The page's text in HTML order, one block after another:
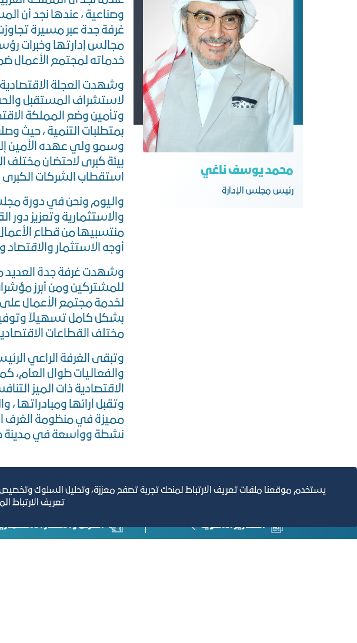
محمد يوسف ناغي
رﺋﻴﺲ ﻣﺠﻠﺲ اﻟﺈدارة
وصناعية ، عندها نجد أن
مجالس إدارتها وخبرات
خدماته لمجتمع الأعمال
لاستشراف المستقبل
وتأمين وضع المملكة
بمتطلبات التنمية ، حيث
وسمو ولي عهده الأمين
بيئة كبرى لاحتضان
استقطاب الشركات الكبرى
والاستثمارية وتعزيز دور
منتسبيها من قطاع
أوجه الاستثمار
وشهدت غرفة جدة العديد
للمشتركين ومن أبرز
لخدمة مجتمع الأعمال على
بشكل كامل تسهيلاً
مختلف القطاعات
وتبقى الغرفة الراعي
الاقتصادية ذات الميز
وتقبل آرائها ومبادراتها
مميزة في منظومة الغرف
نشطة وواسعة في مدينة
التقارير السنوية الفرص والأفكار
يستخدم موقعنا ملفات تعريف الارتباط لمنحك تجربة تصفح معززة، وتحليل السلوك
تعريف الارتباط